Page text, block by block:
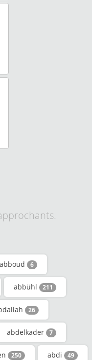
abboud 6
abbühl 211
26
abdelkader 7
250 abdi 49